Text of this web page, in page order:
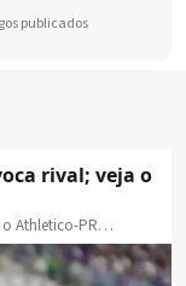
publicados
rival; veja o
o Athletico-PR…